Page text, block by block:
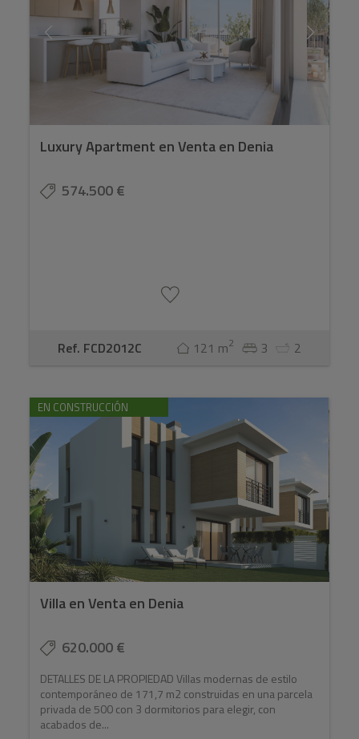
Luxury Apartment en Venta en Denia
574.500 €
Ref. FCD2012C 121 m2 3 2
EN CONSTRUCCIÓN
Villa en Venta en Denia
620.000 €
DETALLES DE LA PROPIEDAD Villas modernas de estilo
contemporáneo de 171,7 m2 construidas en una parcela
privada de 500 con 3 dormitorios para elegir, con
acabados de...